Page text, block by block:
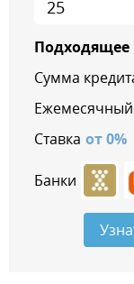
Сумма
Ставка от0%
Банки